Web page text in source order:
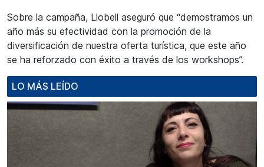
Sobre la campaña, Llobell aseguró que “demostramos un
año más su efectividad con la promoción de la
diversificación de nuestra oferta turística, que este año
se ha reforzado con éxito a través de los workshops”.
LO MÁS LEÍDO